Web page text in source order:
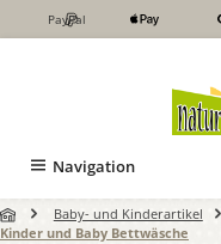
Zum Hauptinhalt springen
PayPal
Navigation
Baby- und Kinderartikel
Kinder und Baby Bettwäsche